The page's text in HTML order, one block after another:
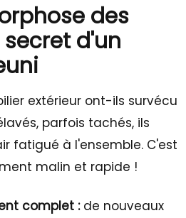
des
d'un
extérieur ont-ils survécu
parfois tachés, ils
fatigué à l'ensemble. C'est
malin et rapide !
complet :de nouveaux